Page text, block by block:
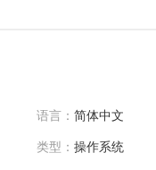
语言： 简体中文
类型： 操作系统